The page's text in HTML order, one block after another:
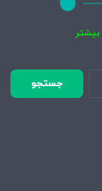
بیشتر
جستجو
برای: